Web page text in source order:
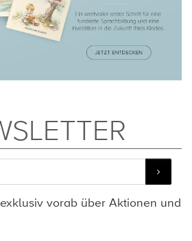
vorab über Aktionen und